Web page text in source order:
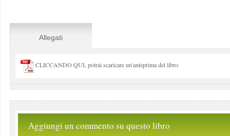
Allegati
CLICCANDO QUI, potrai scaricare un'anteprima del libro
Aggiungi un commento su questo libro